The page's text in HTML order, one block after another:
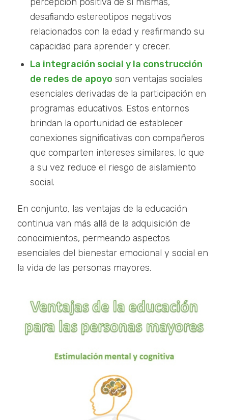
desafiando estereotipos negativos
relacionados con la edad y reafirmando su
capacidad para aprender y crecer.
La integración social y la construcción
de redes de apoyo son ventajas sociales
esenciales derivadas de la participación en
programas educativos. Estos entornos
brindan la oportunidad de establecer
conexiones significativas con compañeros
que comparten intereses similares, lo que
a su vez reduce el riesgo de aislamiento
social.
En conjunto, las ventajas de la educación
continua van más allá de la adquisición de
conocimientos, permeando aspectos
esenciales del bienestar emocional y social en
la vida de las personas mayores.